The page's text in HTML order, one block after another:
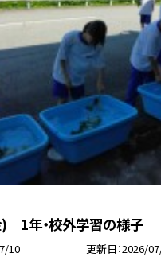
1年・校外学習の様子
10 更新日 2026/